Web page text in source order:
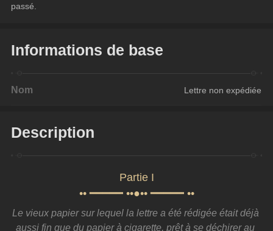
passé.
Informations de base
Nom Lettre non expédiée
Description
Partie I
•• ━━━━━ ••●•• ━━━━━ ••
Le vieux papier sur lequel la lettre a été rédigée était déjà
aussi fin que du papier à cigarette, prêt à se déchirer au